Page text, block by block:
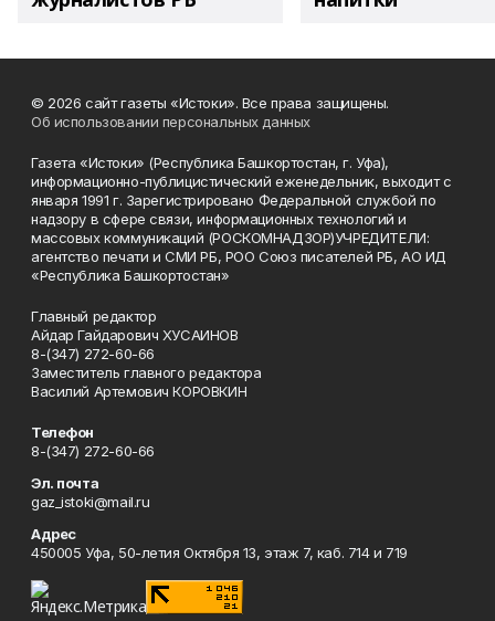
© 2026 сайт газеты «Истоки». Все права защищены.
Об использовании персональных данных
Газета «Истоки» (Республика Башкортостан, г. Уфа),
информационно-публицистический еженедельник, выходит с
января 1991 г. Зарегистрировано Федеральной службой по
надзору в сфере связи, информационных технологий и
массовых коммуникаций (РОСКОМНАДЗОР)УЧРЕДИТЕЛИ:
агентство печати и СМИ РБ, РОО Союз писателей РБ, АО ИД
«Республика Башкортостан»
Главный редактор
Айдар Гайдарович ХУСАИНОВ
8-(347) 272-60-66
Заместитель главного редактора
Василий Артемович КОРОВКИН
Телефон
8-(347) 272-60-66
Эл. почта
gaz_istoki@mail.ru
Адрес
450005 Уфа, 50-летия Октября 13, этаж 7, каб. 714 и 719